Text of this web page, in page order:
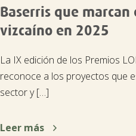
Baserris que
vizcaíno en 2025
La IX edición de los Premios
reconoce a los proyectos que
sector y […]
Leer más 